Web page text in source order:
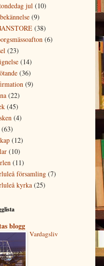
jul (10)
(9)
(38)
(6)
(23)
(14)
(36)
(9)
(22)
(45)
(4)
(63)
(12)
(10)
(11)
församling (7)
kyrka (25)
blogg
Vardagsliv